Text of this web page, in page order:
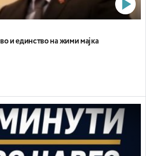
и единство на жими мајка